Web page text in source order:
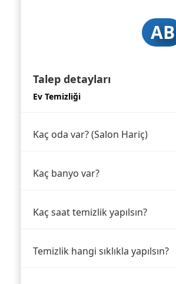
AB
Talep detayları
Ev Temizliği
Kaç oda var? (Salon Hariç)
Kaç banyo var?
Kaç saat temizlik yapılsın?
Temizlik hangi sıklıkla yapılsın?